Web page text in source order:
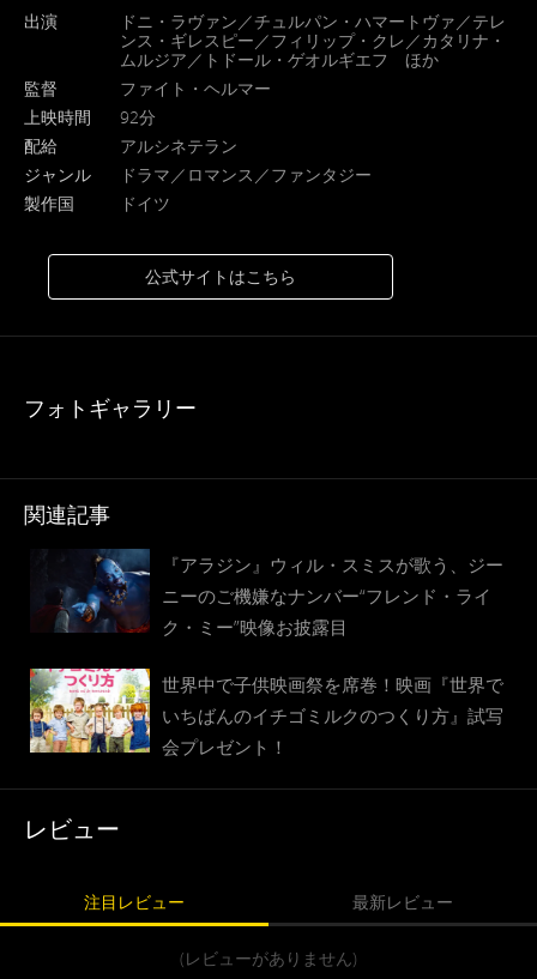
出演
ドニ・ラヴァン／チュルパン・ハマートヴァ／テレ
ンス・ギレスピー／フィリップ・クレ／カタリナ・
ムルジア／トドール・ゲオルギエフ ほか
監督
ファイト・ヘルマー
上映時間
92分
配給
アルシネテラン
ジャンル
ドラマ／ロマンス／ファンタジー
製作国
ドイツ
公式サイトはこちら
フォトギャラリー
関連記事
『アラジン』ウィル・スミスが歌う、ジー
ニーのご機嫌なナンバー“フレンド・ライ
ク・ミー”映像お披露目
世界中で子供映画祭を席巻！映画『世界で
いちばんのイチゴミルクのつくり方』試写
会プレゼント！
レビュー
注目レビュー 最新レビュー
(レビューがありません)